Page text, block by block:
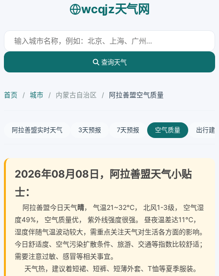
wcqjz天气网
查询天气
首页 / 城市 / 内蒙古自治区 / 阿拉善盟空气质量
阿拉善盟实时天气 3天预报 7天预报 空气质量 出行建
2026年08月08日，阿拉善盟天气小贴
士：
阿拉善盟今日天气晴， 气温21~32℃， 北风1-3级， 空气湿
度49%， 空气质量优， 紫外线强度很强。 昼夜温差达11℃，
湿度伴随气温波动较大，需重点关注天气对生活各方面的影响。
今日舒适度、空气污染扩散条件、旅游、交通等指数比较舒适；
需要注意过敏、感冒等相关事宜。
天气热，建议着短裙、短裤、短薄外套、T恤等夏季服装。